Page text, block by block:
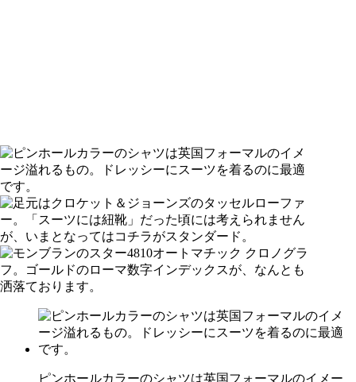
ピンホールカラーのシャツは英国フォーマルのイメー